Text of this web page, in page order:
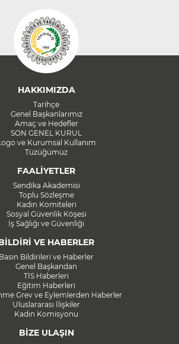
HAKKIMIZDA
Tarihçe
Genel Başkanlarımız
Amaç ve Hedefler
SON GENEL KURUL
ve Kurumsal Kullanım
Tüzüğümüz
FAALİYETLER
Sendika Akademisi
Toplu Sözleşme
Kadın Komiteleri
Sosyal Güvenlik Köşesi
İş Sağlığı ve Güvenliği
VE HABERLER
Basın Bildirileri ve Haberler
Genel Başkandan
TİS Haberleri
Eğitim Haberleri
Grev ve Eylemlerden Haberler
Uluslararası İlişkiler
Kadın Komisyonu
BİZE ULAŞIN